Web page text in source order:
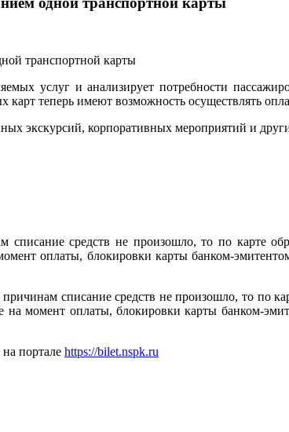
услуг и анализирует потребности
теперь имеют возможность осуществлять
экскурсий, корпоративных мероприятий и
средств не произошло, то по карте
оплаты, блокировки карты банком-
списание средств не произошло, то по
на момент оплаты, блокировки карты банком-
портале https://bilet.nspk.ru